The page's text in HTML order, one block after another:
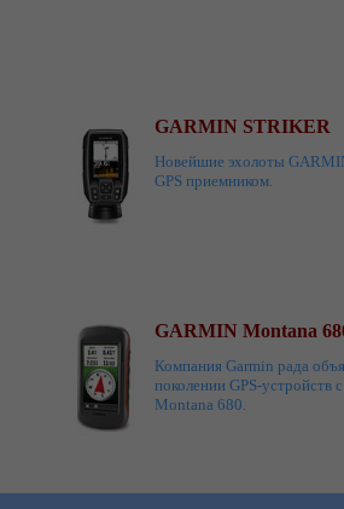
GARMIN STRIKER
Новейшие эхолоты
GPS приемником.
GARMIN Montana
Компания Garmin рада
поколении GPS-устройств
Montana 680.